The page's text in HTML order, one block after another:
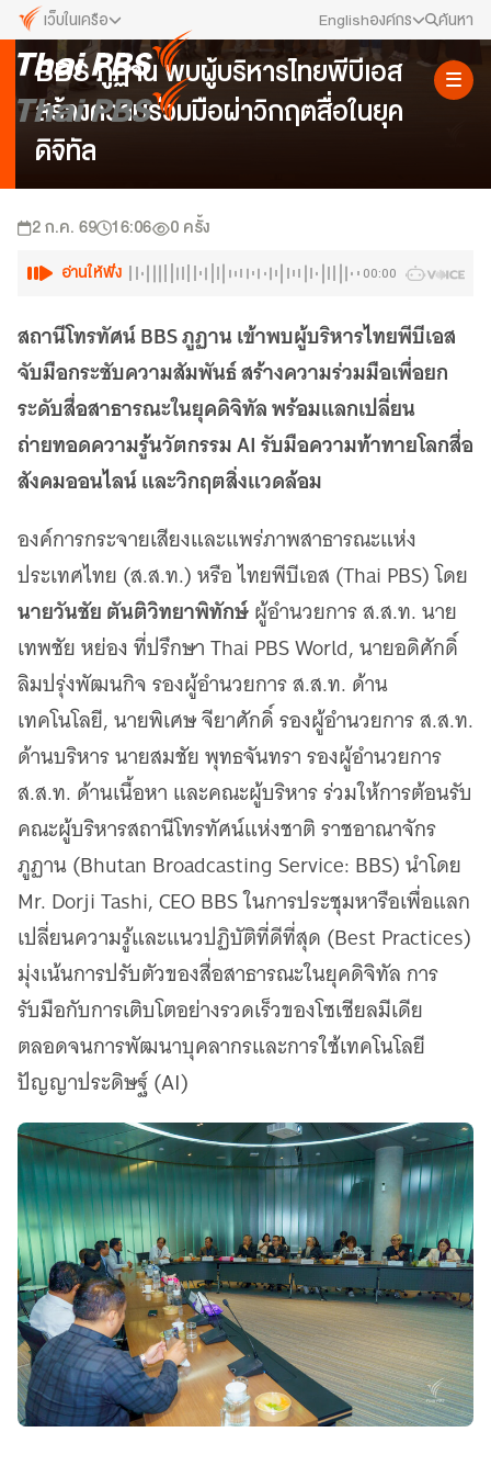
เว็บในเครือ
เว็บไซต์ในเครือ
ALTV
ทุกความสุข...ดูฟรี ไม่มีโฆษณา
The Active
Thai PBS Kids
Thai PBS Podcast
View The World via The Voice
Thai PBS World
We Bring Thailand to The World
C-SITE
เพราะพลังการสื่อสารอยู่ในมือคุณ
Locals
นิเวศสื่อสาธารณะท้องถิ่นคุณภาพ
Policy Watch
The Visual
Making Data Visible
Thai PBS Verify
ตรวจสอบข่าวปลอม คัดกรองข่าวจริง
Englishองค์กร
สมัครงาน/ฝึกงาน
ติดต่อเรา
About Thai PBS
ค้นหา
ข่าวความร่วมมือและพันธมิตร
BBS ภูฏาน พบผู้บริหารไทยพีบีเอส
สร้างความร่วมมือผ่าวิกฤตสื่อในยุค
ดิจิทัล
2 ก.ค. 69 16:06 0 ครั้ง
อ่านให้ฟัง 00:00
สถานีโทรทัศน์ BBS ภูฏาน เข้าพบผู้บริหารไทยพีบีเอส
จับมือกระชับความสัมพันธ์ สร้างความร่วมมือเพื่อยก
ระดับสื่อสาธารณะในยุคดิจิทัล พร้อมแลกเปลี่ยน
ถ่ายทอดความรู้นวัตกรรม AI รับมือความท้าทายโลกสื่อ
สังคมออนไลน์ และวิกฤตสิ่งแวดล้อม
องค์การกระจายเสียงและแพร่ภาพสาธารณะแห่ง
ประเทศไทย (ส.ส.ท.) หรือ ไทยพีบีเอส (Thai PBS) โดย
นายวันชัย ตันติวิทยาพิทักษ์ผู้อำนวยการ ส.ส.ท. นาย
เทพชัย หย่อง ที่ปรึกษา Thai PBS World, นายอดิศักดิ์
ลิมปรุ่งพัฒนกิจ รองผู้อำนวยการ ส.ส.ท. ด้าน
เทคโนโลยี, นายพิเศษ จียาศักดิ์ รองผู้อำนวยการ ส.ส.ท.
ด้านบริหาร นายสมชัย พุทธจันทรา รองผู้อำนวยการ
ส.ส.ท. ด้านเนื้อหา และคณะผู้บริหาร ร่วมให้การต้อนรับ
คณะผู้บริหารสถานีโทรทัศน์แห่งชาติ ราชอาณาจักร
ภูฏาน (Bhutan Broadcasting Service: BBS) นำโดย
Mr. Dorji Tashi, CEO BBS ในการประชุมหารือเพื่อแลก
เปลี่ยนความรู้และแนวปฏิบัติที่ดีที่สุด (Best Practices)
มุ่งเน้นการปรับตัวของสื่อสาธารณะในยุคดิจิทัล การ
รับมือกับการเติบโตอย่างรวดเร็วของโซเชียลมีเดีย
ตลอดจนการพัฒนาบุคลากรและการใช้เทคโนโลยี
ปัญญาประดิษฐ์ (AI)